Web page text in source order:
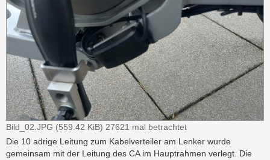
Bild_02.JPG (559.42 KiB) 27621 mal betrachtet
Die 10 adrige Leitung zum Kabelverteiler am Lenker wurde
gemeinsam mit der Leitung des CA im Hauptrahmen verlegt. Die